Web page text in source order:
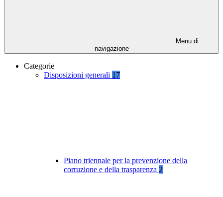
Menu di
navigazione
Categorie
Disposizioni generali 17
Piano triennale per la prevenzione della
corruzione e della trasparenza 2